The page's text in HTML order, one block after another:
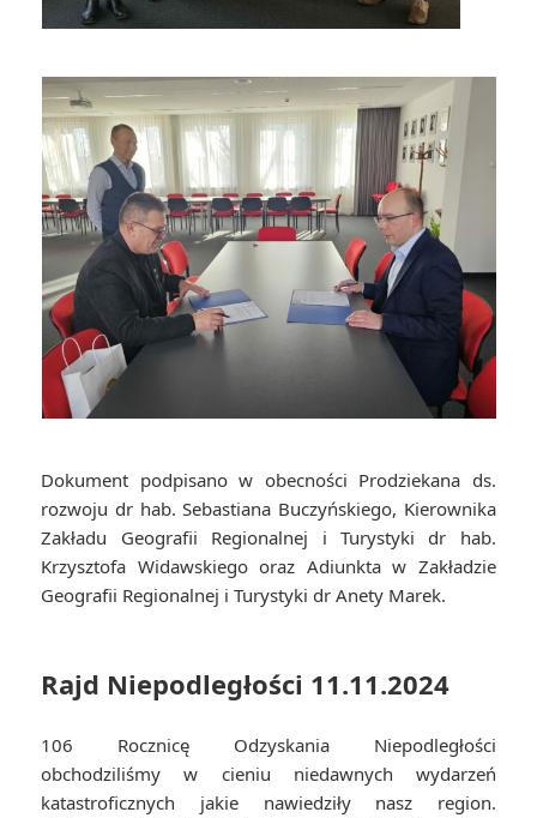
Dokument podpisano w obecności Prodziekana ds.
rozwoju dr hab. Sebastiana Buczyńskiego, Kierownika
Zakładu Geografii Regionalnej i Turystyki dr hab.
Krzysztofa Widawskiego oraz Adiunkta w Zakładzie
Geografii Regionalnej i Turystyki dr Anety Marek.
Rajd Niepodległości 11.11.2024
106 Rocznicę Odzyskania Niepodległości
obchodziliśmy w cieniu niedawnych wydarzeń
katastroficznych jakie nawiedziły nasz region.